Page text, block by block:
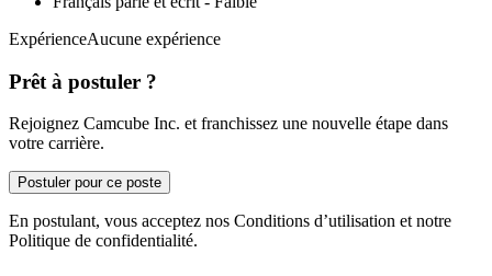
ExpérienceAucune expérience
Prêt à postuler ?
Rejoignez Camcube Inc. et franchissez une nouvelle étape dans
votre carrière.
Postuler pour ce poste
En postulant, vous acceptez nos Conditions d’utilisation et notre
Politique de confidentialité.